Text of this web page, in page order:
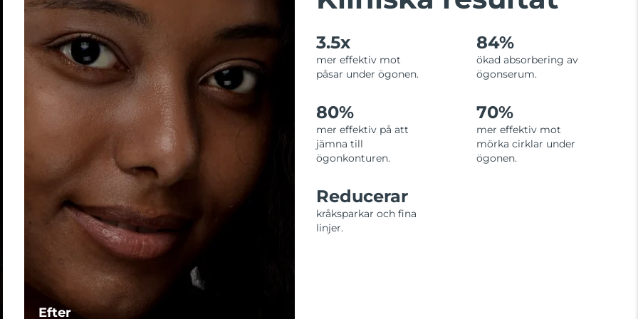
Efter
3.5x
mer effektiv mot
påsar under ögonen.
84%
ökad absorbering av
ögonserum.
80%
mer effektiv på att
jämna till
ögonkonturen.
70%
mer effektiv mot
mörka cirklar under
ögonen.
Reducerar
kråksparkar och fina
linjer.